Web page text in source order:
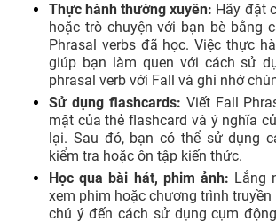
Thực hành thường xuyên: Hãy đặt
hoặc trò chuyện với bạn bè bằng
Phrasal verbs đã học. Việc thực
giúp bạn làm quen với cách sử
phrasal verb với Fall và ghi nhớ
Sử dụng flashcards: Viết Fall
mặt của thẻ flashcard và ý nghĩa
lại. Sau đó, bạn có thể sử dụng
kiểm tra hoặc ôn tập kiến thức.
Học qua bài hát, phim ảnh: Lắng
xem phim hoặc chương trình truyền
chú ý đến cách sử dụng cụm